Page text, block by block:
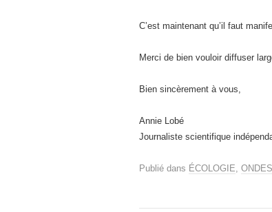
C’est maintenant qu’il faut
Merci de bien vouloir diffuser
Bien sincèrement à vous,
Annie Lobé
Journaliste scientifique
Publié dans ÉCOLOGIE, ONDES